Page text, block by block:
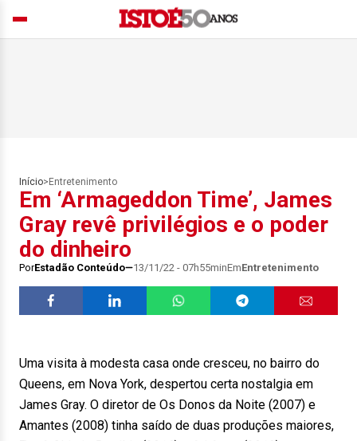
Início> Entretenimento
Em ‘Armageddon Time’, James
Gray revê privilégios e o poder
do dinheiro
PorEstadão Conteúdo 13/11/22 - 07h55minEmEntretenimento
Uma visita à modesta casa onde cresceu, no bairro do
Queens, em Nova York, despertou certa nostalgia em
James Gray. O diretor de Os Donos da Noite (2007) e
Amantes (2008) tinha saído de duas produções maiores,